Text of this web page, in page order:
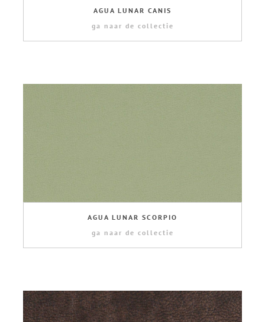
AGUA LUNAR CANIS
ga naar de collectie
AGUA LUNAR SCORPIO
ga naar de collectie